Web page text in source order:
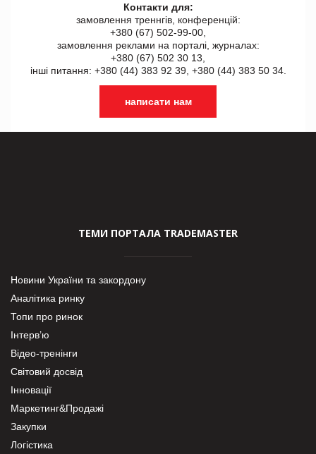
Контакти для:
замовлення треннгів, конференцій:
+380 (67) 502-99-00,
замовлення реклами на порталі, журналах:
+380 (67) 502 30 13,
інші питання: +380 (44) 383 92 39, +380 (44) 383 50 34.
написати нам
ТЕМИ ПОРТАЛА TRADEMASTER
Новини України та закордону
Аналітика ринку
Топи про ринок
Інтерв’ю
Відео-тренінги
Світовий досвід
Інновації
Маркетинг&Продажі
Закупки
Логістика